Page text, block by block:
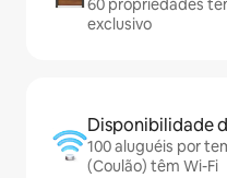
60 propriedades
exclusivo
Disponibilidade
100 aluguéis por
(Coulão) têm Wi-Fi